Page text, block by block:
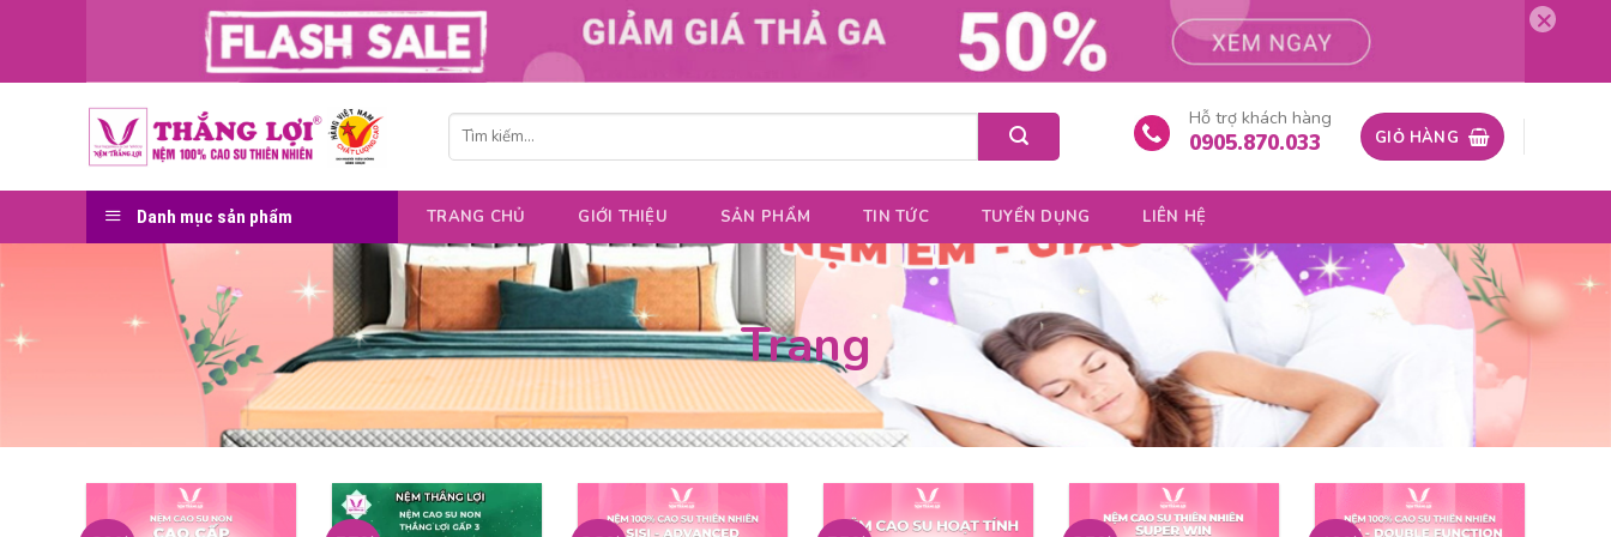
×
Tìm
kiếm:
Hỗ trợ khách hàng
0905.870.033 GIỎ HÀNG
Danh mục sản phẩm TRANG CHỦ GIỚI THIỆU SẢN PHẨM TIN TỨC TUYỂN DỤNG LIÊN HỆ
Trang